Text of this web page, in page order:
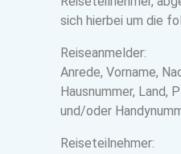
sich hierbei um die
Reiseanmelder:
Anrede, Vorname,
Hausnummer, Land,
und/oder
Reiseteilnehmer: